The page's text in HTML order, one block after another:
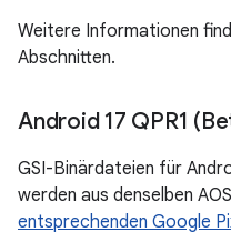
Weitere Informationen
Abschnitten.
Android 17 QPR1
GSI-Binärdateien für
werden aus denselben
entsprechenden Google